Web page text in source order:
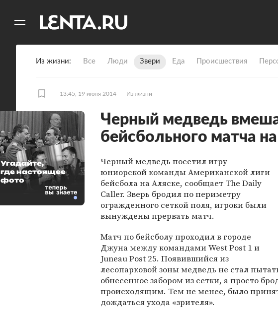
Из жизни Все Люди Звери Еда Происшествия
13:45, 19 июня 2014 Из жизни
Черный медведь
бейсбольного матча
Черный медведь посетил игру
юниорской команды Американской лиги
бейсбола на Аляске, сообщает The Daily
Caller. Зверь бродил по периметру
огражденного сеткой поля, игроки были
вынуждены прервать матч.
Матч по бейсболу проходил в городе
Джуна между командами West Post 1 и
Juneau Post 25. Появившийся из
лесопарковой зоны медведь не стал
обнесенное забором из сетки, а просто
происходящим. Тем не менее, было
дождаться ухода «зрителя».
Угадайте,
где настоящее
фото